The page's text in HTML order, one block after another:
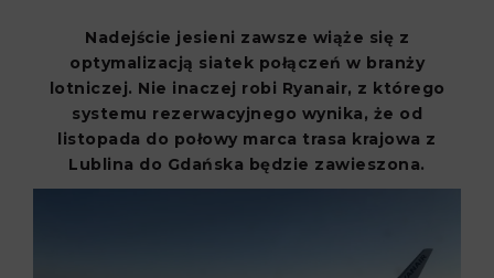
Nadejście jesieni zawsze wiąże się z
optymalizacją siatek połączeń w branży
lotniczej. Nie inaczej robi Ryanair, z którego
systemu rezerwacyjnego wynika, że od
listopada do połowy marca trasa krajowa z
Lublina do Gdańska będzie zawieszona.